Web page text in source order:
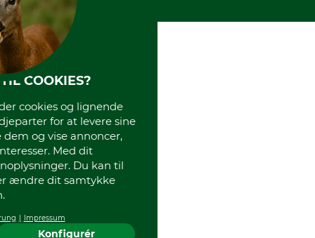
COOKIES?
cookies og lignende
for at levere sine
og vise annoncer,
Med dit
Du kan til
ændre dit samtykke
Impressum
Konfigurér